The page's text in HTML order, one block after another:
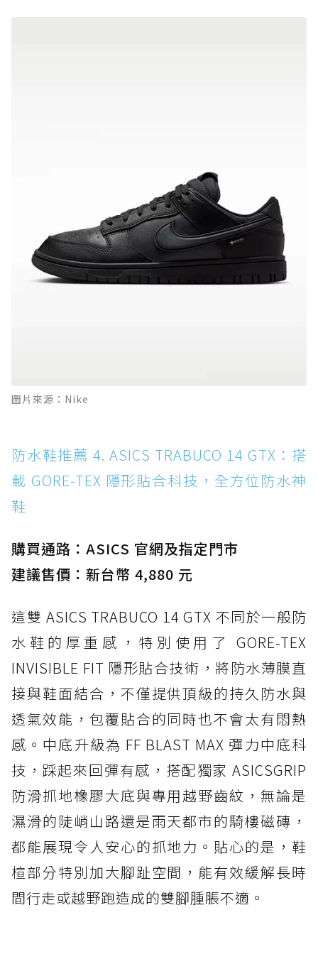
圖片來源：Nike
防水鞋推薦 4. ASICS TRABUCO 14 GTX：搭
載 GORE-TEX 隱形貼合科技，全方位防水神
鞋
購買通路：ASICS 官網及指定門市
建議售價：新台幣 4,880 元
這雙 ASICS TRABUCO 14 GTX 不同於一般防
水鞋的厚重感，特別使用了 GORE-TEX
INVISIBLE FIT 隱形貼合技術，將防水薄膜直
接與鞋面結合，不僅提供頂級的持久防水與
透氣效能，包覆貼合的同時也不會太有悶熱
感。中底升級為 FF BLAST MAX 彈力中底科
技，踩起來回彈有感，搭配獨家 ASICSGRIP
防滑抓地橡膠大底與專用越野齒紋，無論是
濕滑的陡峭山路還是雨天都市的騎樓磁磚，
都能展現令人安心的抓地力。貼心的是，鞋
楦部分特別加大腳趾空間，能有效緩解長時
間行走或越野跑造成的雙腳腫脹不適。